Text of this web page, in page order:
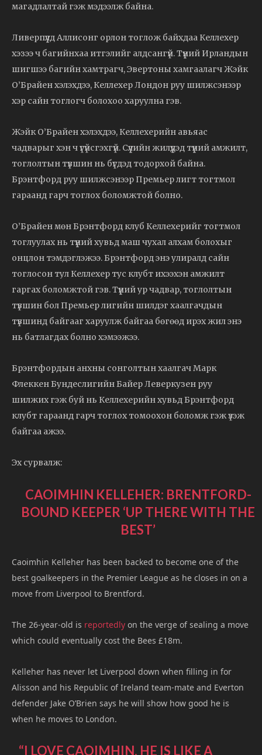
магадлалтай гэж мэдээлж байна.
Ливерпүүлд Аллисонг орлон тоглож байхдаа Келлехер
хэзээ ч багийнхаа итгэлийг алдсангүй. Түүний Ирландын
шигшээ багийн хамтрагч, Эвертоны хамгаалагч Жэйк
О’Брайен хэлэхдээ, Келлехер Лондон руу шилжсэнээр
хэр сайн тоглогч болохоо харуулна гэв.
Жэйк О’Брайен хэлэхдээ, Келлехерийн авьяас
чадварыг хэн ч үгүйсгэхгүй. Сүүлийн жилүүдэд түүний амжилт,
тоглолтын түвшин нь бүгдэд тодорхой байна.
Брэнтфорд руу шилжсэнээр Премьер лигт тогтмол
гараанд гарч тоглох боломжтой болно.
О’Брайен мөн Брэнтфорд клуб Келлехерийг тогтмол
тоглуулах нь түүний хувьд маш чухал алхам болохыг
онцлон тэмдэглэжээ. Брэнтфорд энэ улиралд сайн
тоглосон тул Келлехер тус клубт ихээхэн амжилт
гаргах боломжтой гэв. Түүний ур чадвар, тоглолтын
түвшин бол Премьер лигийн шилдэг хаалгачдын
түвшинд байгааг харуулж байгаа бөгөөд ирэх жил энэ
нь батлагдах болно хэмээжээ.
Брэнтфордын анхны сонголтын хаалгач Марк
Флеккен Бундеслигийн Байер Леверкузен руу
шилжих гэж буй нь Келлехерийн хувьд Брэнтфорд
клубт гараанд гарч тоглох томоохон боломж гэж үзэж
байгаа ажээ.
Эх сурвалж:
CAOIMHIN KELLEHER: BRENTFORD-
BOUND KEEPER ‘UP THERE WITH THE
BEST’
Caoimhin Kelleher has been backed to become one of the
best goalkeepers in the Premier League as he closes in on a
move from Liverpool to Brentford.
The 26-year-old is reportedly on the verge of sealing a move
which could eventually cost the Bees £18m.
Kelleher has never let Liverpool down when filling in for
Alisson and his Republic of Ireland team-mate and Everton
defender Jake O’Brien says he will show how good he is
when he moves to London.
“I LOVE CAOIMHIN. HE IS LIKE A